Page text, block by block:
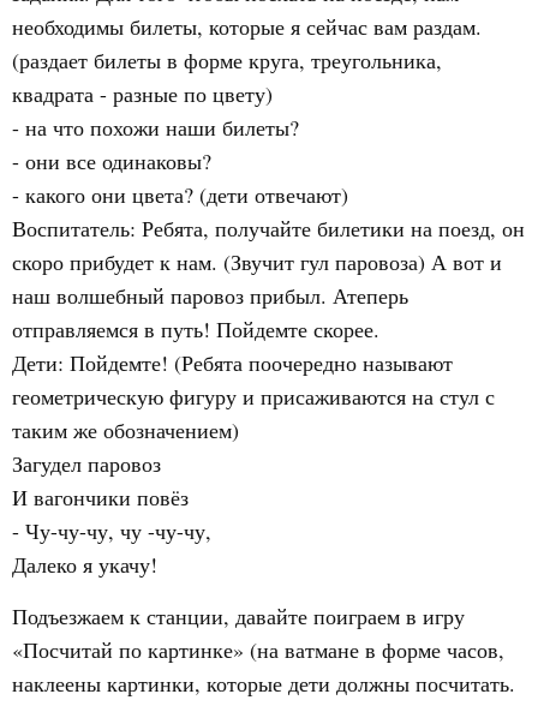
необходимы билеты, которые я сейчас вам раздам.
(раздает билеты в форме круга, треугольника,
квадрата - разные по цвету)
- на что похожи наши билеты?
- они все одинаковы?
- какого они цвета? (дети отвечают)
Воспитатель: Ребята, получайте билетики на поезд, он
скоро прибудет к нам. (Звучит гул паровоза) А вот и
наш волшебный паровоз прибыл. Атеперь
отправляемся в путь! Пойдемте скорее.
Дети: Пойдемте! (Ребята поочередно называют
геометрическую фигуру и присаживаются на стул с
таким же обозначением)
Загудел паровоз
И вагончики повёз
- Чу-чу-чу, чу -чу-чу,
Далеко я укачу!
Подъезжаем к станции, давайте поиграем в игру
«Посчитай по картинке» (на ватмане в форме часов,
наклеены картинки, которые дети должны посчитать.